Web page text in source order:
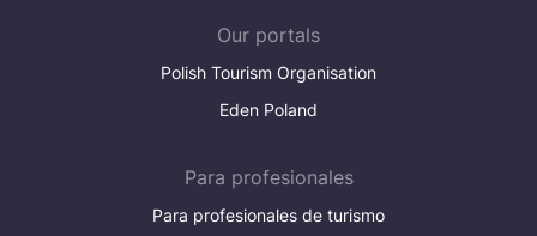
Our portals
Polish Tourism Organisation
Eden Poland
Para profesionales
Para profesionales de turismo